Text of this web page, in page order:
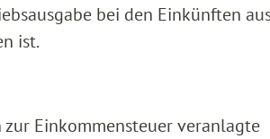
bei den Einkünften
ist.
Einkommensteuer veranlagte